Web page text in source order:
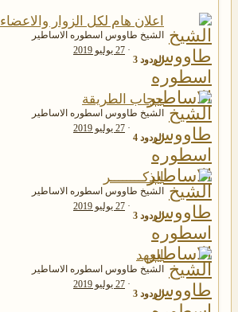
اعلان هام لكل الزوار والاعضاء
الشيخ طاووس اسطوره الاساطير
الردود 3
27 يوليو 2019
حجاب الطريقة
الشيخ طاووس اسطوره الاساطير
الردود 4
27 يوليو 2019
الذكــــــــر
الشيخ طاووس اسطوره الاساطير
الردود 3
27 يوليو 2019
العهد
الشيخ طاووس اسطوره الاساطير
الردود 3
27 يوليو 2019